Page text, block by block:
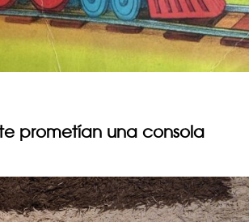
prometían una consola